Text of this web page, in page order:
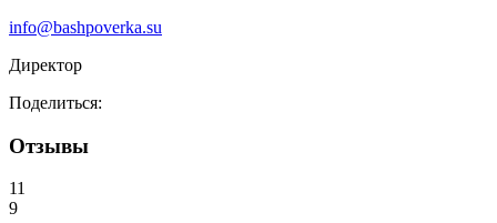
info@bashpoverka.su
Директор
Поделиться:
Отзывы
11
9